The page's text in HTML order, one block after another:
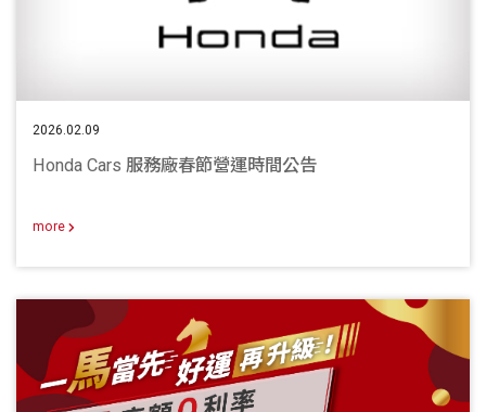
2026.02.09
Honda Cars 服務廠春節營運時間公告
more